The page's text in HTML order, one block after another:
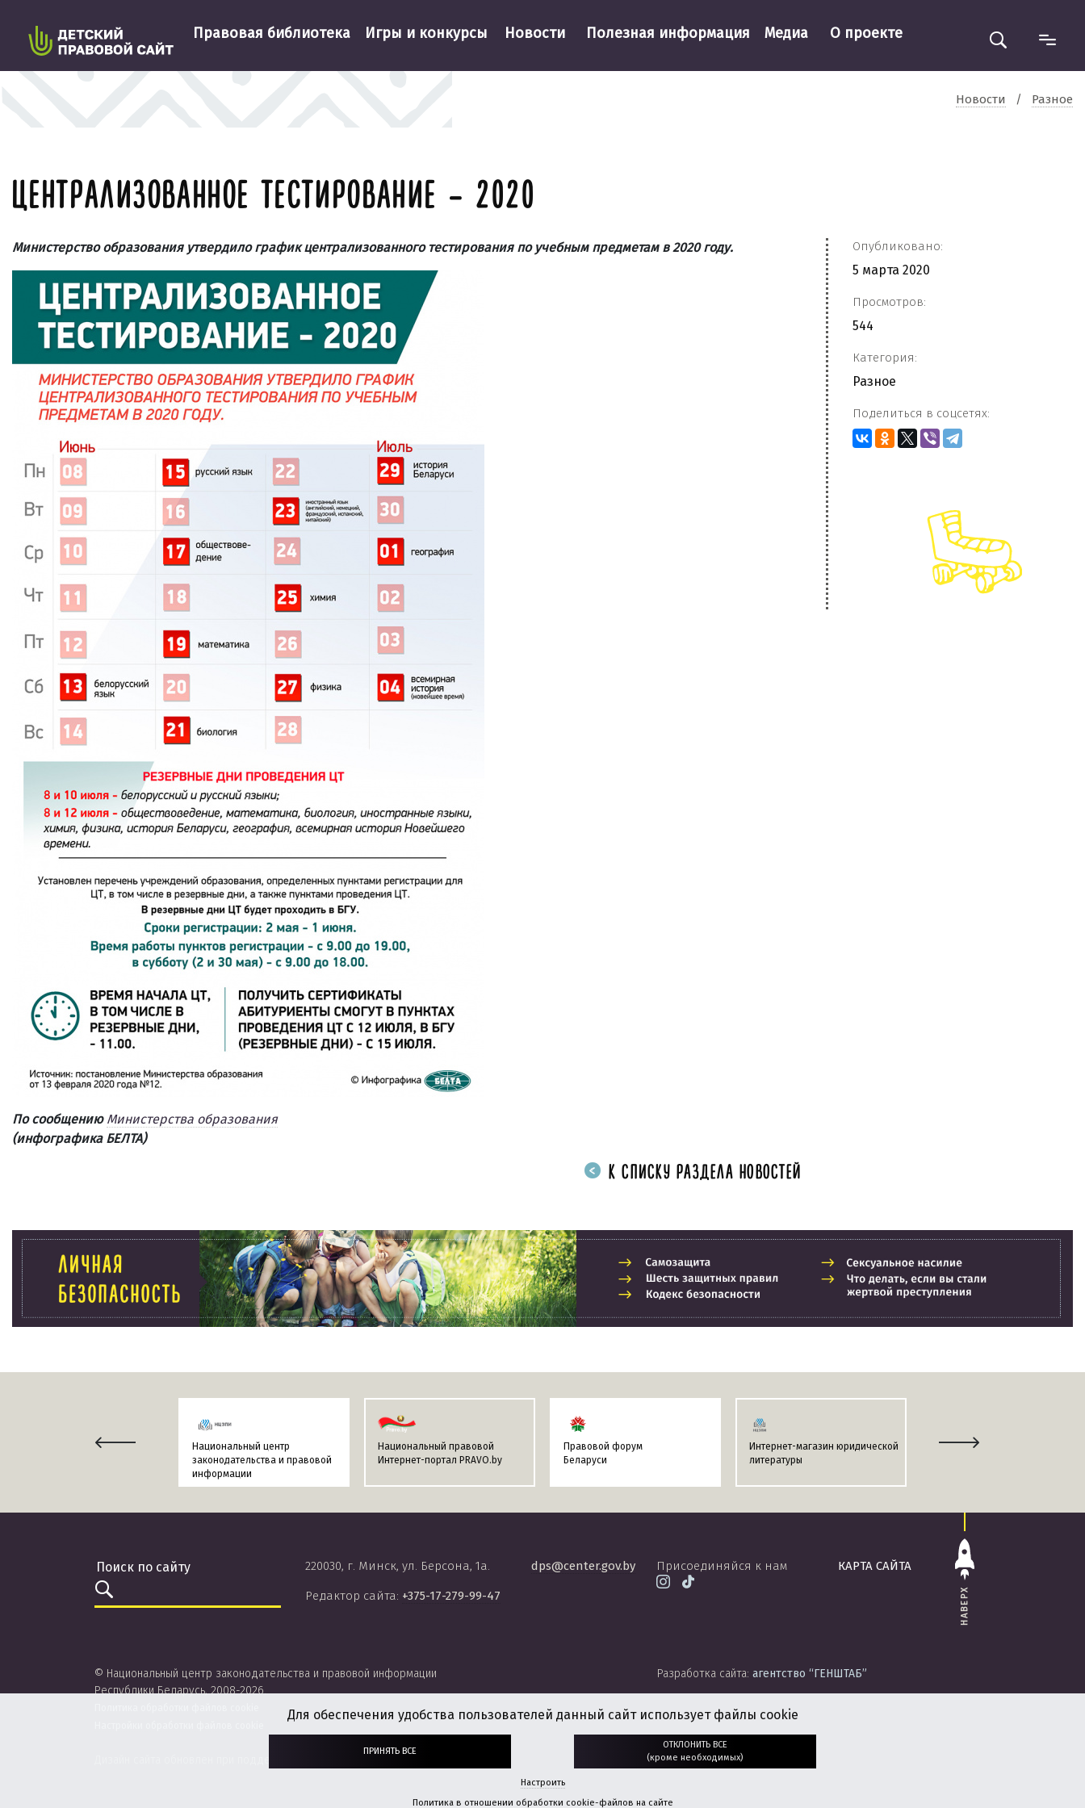
Правовая библиотека Игры и конкурсы Новости Полезная информация Медиа О проекте
Новости / Разное
ЦЕНТРАЛИЗОВАННОЕ ТЕСТИРОВАНИЕ – 2020
Министерство образования утвердило график централизованного тестирования по учебным предметам в 2020 году.
По сообщению Министерства образования
(инфографика БЕЛТА)
Опубликовано:
5 марта 2020
Просмотров:
544
Категория:
Разное
Поделиться в соцсетях:
К СПИСКУ РАЗДЕЛА НОВОСТЕЙ
Национальный центр
законодательства и правовой
информации
Национальный правовой
Интернет-портал PRAVO.by
Правовой форум
Беларуси
Интернет-магазин юридической
литературы
Информационно-поисковая
НАВЕРХ
КАРТА САЙТА
220030, г. Минск, ул. Берсона, 1а.
Редактор сайта: +375-17-279-99-47
dps@center.gov.by Присоединяйся к нам
© Национальный центр законодательства и правовой информации
Республики Беларусь, 2008-2026.
Разработка сайта: агентство “ГЕНШТАБ”
Для обеспечения удобства пользователей данный сайт использует файлы cookie
ПРИНЯТЬ ВСЕ
ОТКЛОНИТЬ ВСЕ
(кроме необходимых)
Настроить
Политика в отношении обработки cookie-файлов на сайте